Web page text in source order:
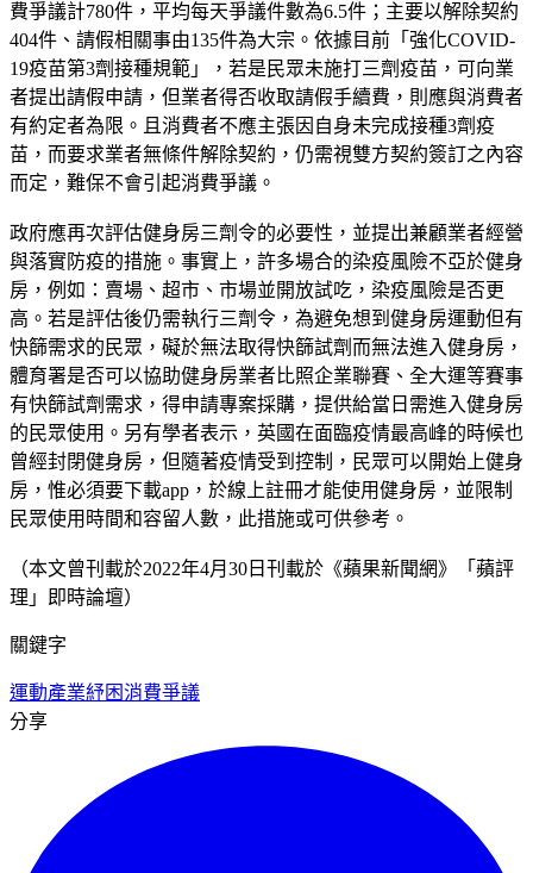
費爭議計780件，平均每天爭議件數為6.5件；主要以解除契約
404件、請假相關事由135件為大宗。依據目前「強化COVID-
19疫苗第3劑接種規範」，若是民眾未施打三劑疫苗，可向業
者提出請假申請，但業者得否收取請假手續費，則應與消費者
有約定者為限。且消費者不應主張因自身未完成接種3劑疫
苗，而要求業者無條件解除契約，仍需視雙方契約簽訂之內容
而定，難保不會引起消費爭議。
政府應再次評估健身房三劑令的必要性，並提出兼顧業者經營
與落實防疫的措施。事實上，許多場合的染疫風險不亞於健身
房，例如：賣場、超市、市場並開放試吃，染疫風險是否更
高。若是評估後仍需執行三劑令，為避免想到健身房運動但有
快篩需求的民眾，礙於無法取得快篩試劑而無法進入健身房，
體育署是否可以協助健身房業者比照企業聯賽、全大運等賽事
有快篩試劑需求，得申請專案採購，提供給當日需進入健身房
的民眾使用。另有學者表示，英國在面臨疫情最高峰的時候也
曾經封閉健身房，但隨著疫情受到控制，民眾可以開始上健身
房，惟必須要下載app，於線上註冊才能使用健身房，並限制
民眾使用時間和容留人數，此措施或可供參考。
（本文曾刊載於2022年4月30日刊載於《蘋果新聞網》「蘋評
理」即時論壇）
關鍵字
運動產業紓困消費爭議
分享